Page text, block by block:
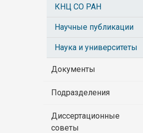
КНЦ СО РАН
Научные публикации
Наука и университеты
Документы
Подразделения
Диссертационные
советы